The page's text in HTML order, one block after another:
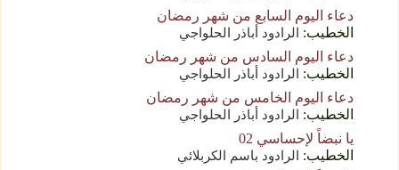
دعاء اليوم السابع من شهر رمضان
الخطيب: الرادود أباذر الحلواجي
دعاء اليوم السادس من شهر رمضان
الخطيب: الرادود أباذر الحلواجي
دعاء اليوم الخامس من شهر رمضان
الخطيب: الرادود أباذر الحلواجي
يا نبضاً لإحساسي 02
الخطيب: الرادود باسم الكربلائي